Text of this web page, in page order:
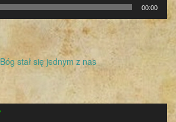
00:00
Bóg stał się jednym z nas